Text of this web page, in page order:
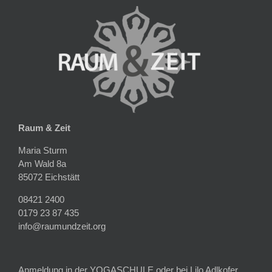
Raum & Zeit
Maria Sturm
Am Wald 8a
85072 Eichstätt
08421 2400
0179 23 87 435
info@raumundzeit.org
Anmeldung in der YOGASCHULE oder bei Lilo Adlkofer